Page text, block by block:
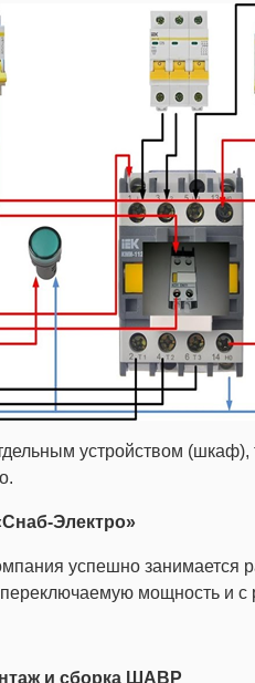
устройством
Электро»
успешно занимается
переключаемую мощность и
и сборка ШАВР